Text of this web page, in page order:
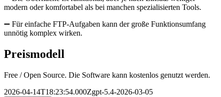
modern oder komfortabel als bei manchen spezialisierten Tools.
➖ Für einfache FTP-Aufgaben kann der große Funktionsumfang
unnötig komplex wirken.
Preismodell
Free / Open Source. Die Software kann kostenlos genutzt werden.
2026-04-14T18:23:54.000Zgpt-5.4-2026-03-05